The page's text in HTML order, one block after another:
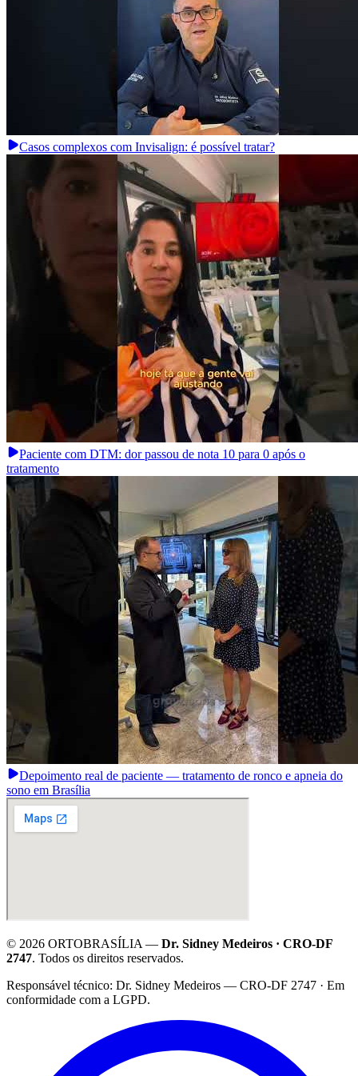
Casos complexos com Invisalign: é possível tratar?
Paciente com DTM: dor passou de nota 10 para 0 após o
tratamento
Depoimento real de paciente — tratamento de ronco e apneia do
sono em Brasília
© 2026 ORTOBRASÍLIA — Dr. Sidney Medeiros · CRO-DF
2747. Todos os direitos reservados.
Responsável técnico: Dr. Sidney Medeiros — CRO-DF 2747 · Em
conformidade com a LGPD.